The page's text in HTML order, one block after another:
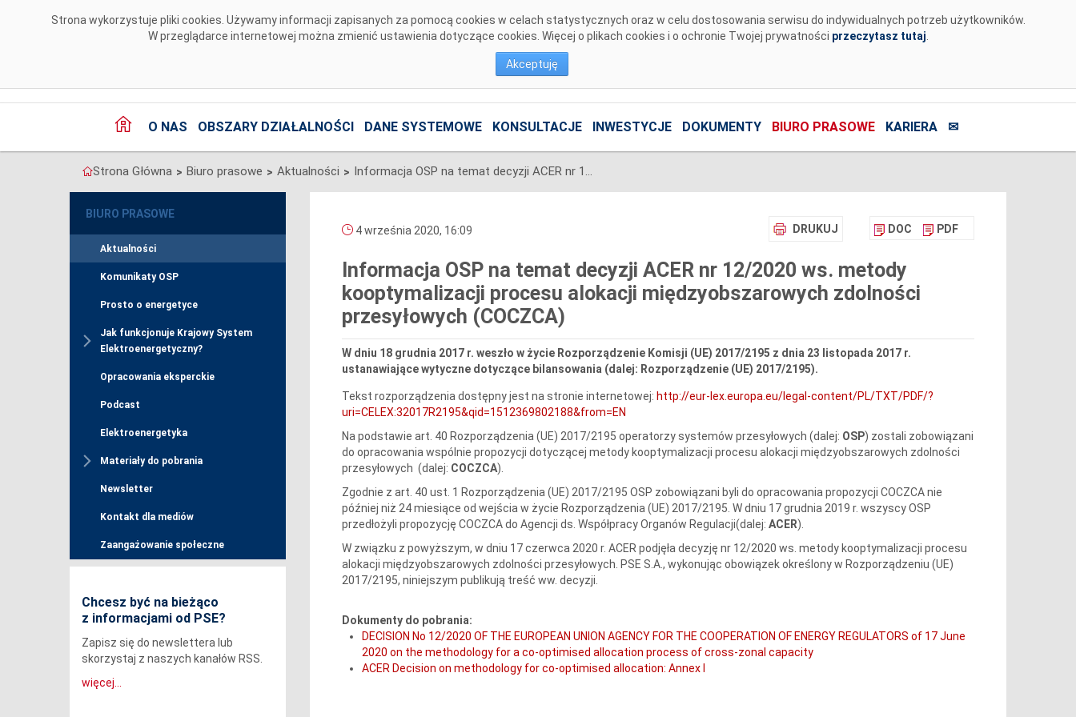
Strona wykorzystuje pliki cookies. Używamy informacji zapisanych za pomocą cookies w celach statystycznych oraz w celu dostosowania serwisu do indywidualnych potrzeb użytkowników.
W przeglądarce internetowej można zmienić ustawienia dotyczące cookies. Więcej o plikach cookies i o ochronie Twojej prywatności przeczytasz tutaj
Akceptuję
O NAS OBSZARY DZIAŁALNOŚCI DANE SYSTEMOWE KONSULTACJE INWESTYCJE DOKUMENTY BIURO PRASOWE KARIERA ✉
Strona Główna > Biuro prasowe > Aktualności > Informacja OSP na temat decyzji ACER nr 12/2020 ws. metody kooptymalizacji procesu alokacji międzyobszarowych zdolności przesyłowych (COCZCA)
BIURO PRASOWE
Aktualności
Komunikaty OSP
Prosto o energetyce
Jak funkcjonuje Krajowy System
Elektroenergetyczny?
Opracowania eksperckie
Podcast
Elektroenergetyka
Materiały do pobrania
Newsletter
Kontakt dla mediów
Zaangażowanie społeczne
Chcesz być na bieżąco
z informacjami od PSE?
Zapisz się do newslettera lub
skorzystaj z naszych kanałów RSS.
więcej...
DRUKUJ DOC PDF
4 września 2020, 16:09
Informacja OSP na temat decyzji ACER nr 12/2020 ws. metody
kooptymalizacji procesu alokacji międzyobszarowych zdolności
przesyłowych (COCZCA)
W dniu 18 grudnia 2017 r. weszło w życie Rozporządzenie Komisji (UE) 2017/2195 z dnia 23 listopada 2017 r.
ustanawiające wytyczne dotyczące bilansowania (dalej: Rozporządzenie (UE) 2017/2195).
Tekst rozporządzenia dostępny jest na stronie internetowej: http://eur-lex.europa.eu/legal-content/PL/TXT/PDF/?
uri=CELEX:32017R2195&qid=1512369802188&from=EN
Na podstawie art. 40 Rozporządzenia (UE) 2017/2195 operatorzy systemów przesyłowych (dalej: OSP) zostali zobowiązani
do opracowania wspólnie propozycji dotyczącej metody kooptymalizacji procesu alokacji międzyobszarowych zdolności
przesyłowych (dalej: COCZCA).
Zgodnie z art. 40 ust. 1 Rozporządzenia (UE) 2017/2195 OSP zobowiązani byli do opracowania propozycji COCZCA nie
później niż 24 miesiące od wejścia w życie Rozporządzenia (UE) 2017/2195. W dniu 17 grudnia 2019 r. wszyscy OSP
przedłożyli propozycję COCZCA do Agencji ds. Współpracy Organów Regulacji(dalej: ACER).
W związku z powyższym, w dniu 17 czerwca 2020 r. ACER podjęła decyzję nr 12/2020 ws. metody kooptymalizacji procesu
alokacji międzyobszarowych zdolności przesyłowych. PSE S.A., wykonując obowiązek określony w Rozporządzeniu (UE)
2017/2195, niniejszym publikują treść ww. decyzji.
Dokumenty do pobrania:
DECISION No 12/2020 OF THE EUROPEAN UNION AGENCY FOR THE COOPERATION OF ENERGY REGULATORS of 17 June
2020 on the methodology for a co-optimised allocation process of cross-zonal capacity
ACER Decision on methodology for co-optimised allocation: Annex I